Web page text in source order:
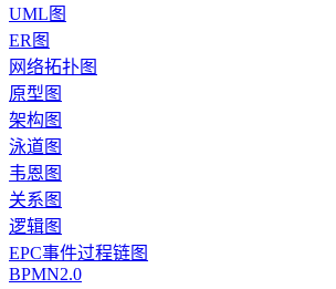
UML图
ER图
网络拓扑图
原型图
架构图
泳道图
韦恩图
关系图
逻辑图
EPC事件过程链图
BPMN2.0